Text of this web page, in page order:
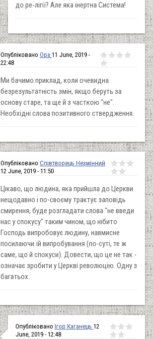
до ре-лігії? Але яка інертна Система!
Опубліковано Ора 11 June, 2019 -
22:48
Ми бачимо приклад, коли очевидна
безрезультатність змін, якщо беруть за
основу старе, та ще й з часткою "не".
Необхідні слова позитивного ствердження.
Опубліковано Співтворець Незмінний
12 June, 2019 - 11:50
Цікаво, що людина, яка прийшла до Церкви
нещодавно і по-своєму трактує заповідь
смирення, буде розгладати слова "не введи
нас у спокусу" таким чином, що нібито
Господь випробовує людину, навмисне
посилаючи їй випробування (по-суті, те ж
саме, що й спокуси). Довести, що це не так -
означає зробити у Церкві революцію. Одну з
багатьох.
Опубліковано Ігор Каганець 12
June, 2019 - 12:48